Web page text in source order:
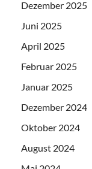
Dezember 2025
Juni 2025
April 2025
Februar 2025
Januar 2025
Dezember 2024
Oktober 2024
August 2024